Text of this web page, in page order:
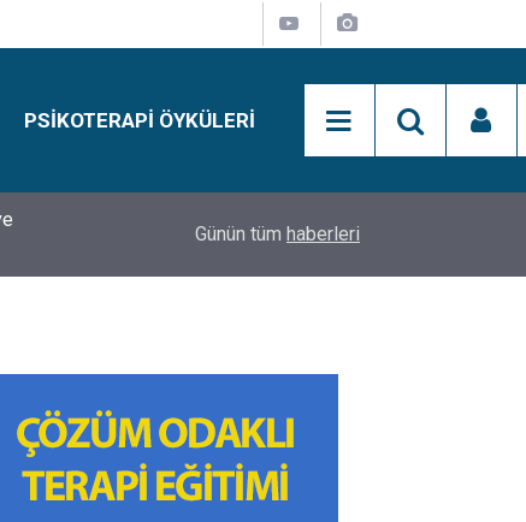
PSIKOTERAPI ÖYKÜLERI
Simon Says Dikkat Programı Nedir?
Günün tüm haberleri